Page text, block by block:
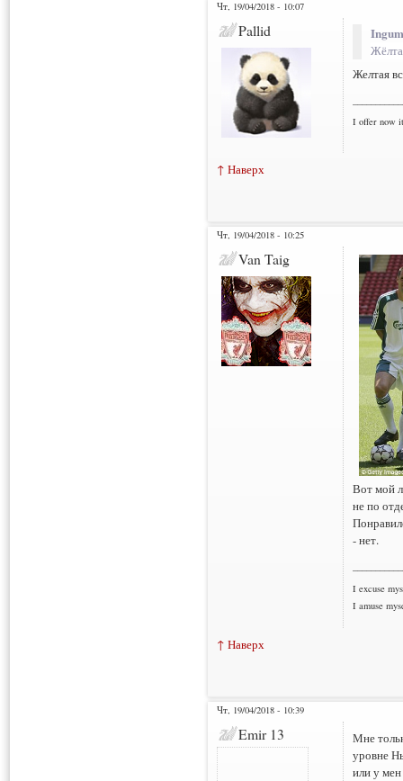
Чт, 19/04/2018 - 10:07
Pallid
Желтая
I offer now
↑ Наверх
Чт, 19/04/2018 - 10:25
Van Taig
Вот мой
не по
- нет.
I excuse
I amuse
↑ Наверх
Чт, 19/04/2018 - 10:39
Emir 13
Мне
уровне
или у мен